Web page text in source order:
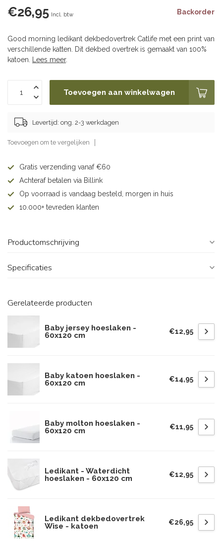
€26,95 Incl. btw Backorder
Good morning ledikant dekbedovertrek Catlife met een print van
verschillende katten. Dit dekbed overtrek is gemaakt van 100%
katoen.
Lees meer.
Toevoegen aan winkelwagen
Levertijd: ong. 2-3 werkdagen
Toevoegen om te vergelijken
Gratis verzending vanaf €60
Achteraf betalen via Billink
Op voorraad is vandaag besteld, morgen in huis
10.000+ tevreden klanten
Productomschrijving
Specificaties
Gerelateerde producten
Baby jersey hoeslaken -
60x120 cm
€12,95
Baby katoen hoeslaken -
60x120 cm
€14,95
Baby molton hoeslaken -
60x120 cm
€11,95
Ledikant - Waterdicht
hoeslaken - 60x120 cm
€12,95
Ledikant dekbedovertrek
Wise - katoen
€26,95